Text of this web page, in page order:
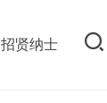
招贤纳士